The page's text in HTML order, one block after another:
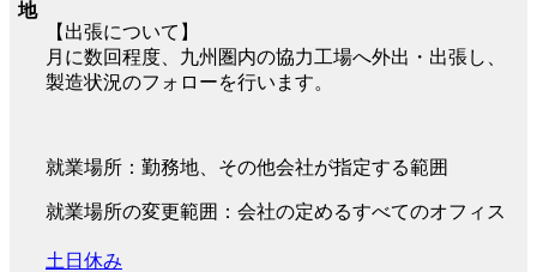
地
【出張について】
月に数回程度、九州圏内の協力工場へ外出・出張し、
製造状況のフォローを行います。
就業場所：勤務地、その他会社が指定する範囲
就業場所の変更範囲：会社の定めるすべてのオフィス
土日休み